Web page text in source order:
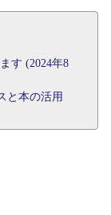
す (2024年8
と本の活用